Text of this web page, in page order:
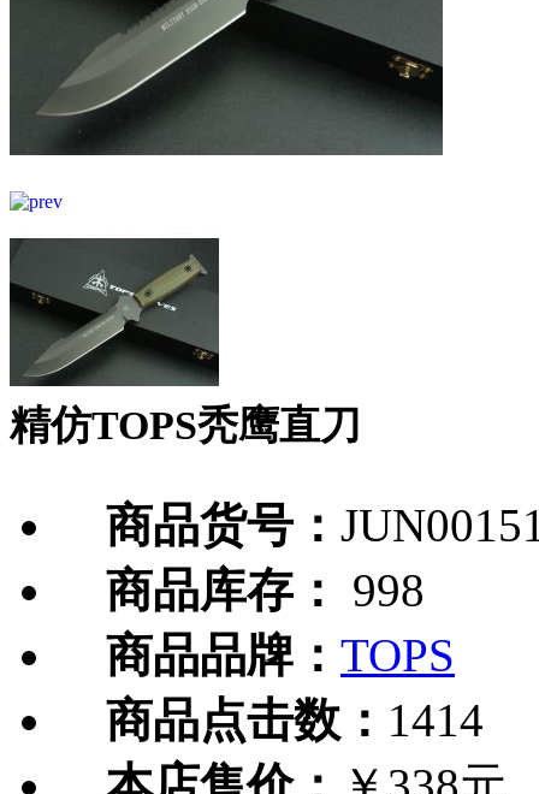
精仿TOPS秃鹰直刀
商品货号：
商品库存：
998
商品品牌： TOPS
商品点击数： 1414